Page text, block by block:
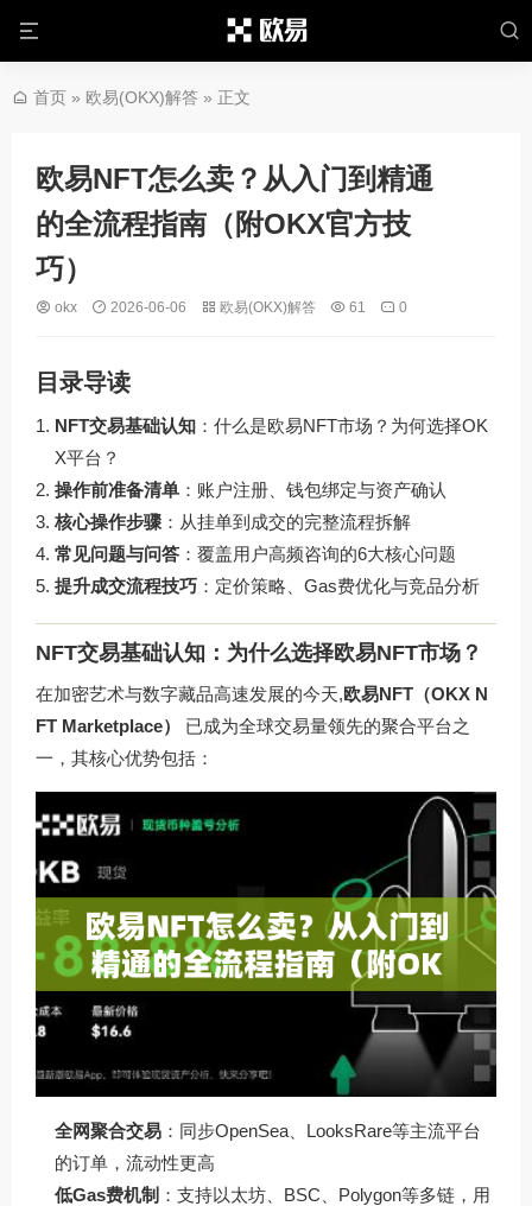
首页 » 欧易(OKX)解答 » 正文
欧易NFT怎么卖？从入门到精通
的全流程指南（附OKX官方技
巧）
okx 2026-06-06 欧易(OKX)解答 61 0
目录导读
NFT交易基础认知 ：什么是欧易NFT市场？为何选择OK
X平台？
操作前准备清单 ：账户注册、钱包绑定与资产确认
核心操作步骤 ：从挂单到成交的完整流程拆解
常见问题与问答 ：覆盖用户高频咨询的6大核心问题
提升成交流程技巧 ：定价策略、Gas费优化与竞品分析
NFT交易基础认知：为什么选择欧易NFT市场？
在加密艺术与数字藏品高速发展的今天,欧易NFT（OKX N
FT Marketplace）
已成为全球交易量领先的聚合平台之
一，其核心优势包括：
全网聚合交易 ：同步OpenSea、LooksRare等主流平台
的订单，流动性更高
低Gas费机制 ：支持以太坊、BSC、Polygon等多链，用